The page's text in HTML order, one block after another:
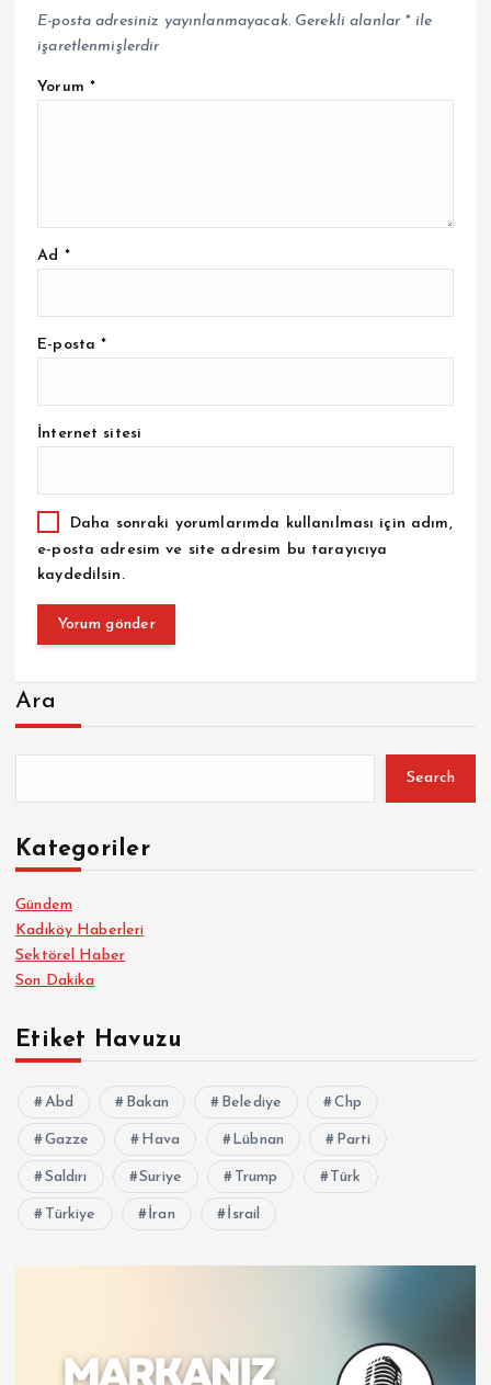
E-posta adresiniz yayınlanmayacak. Gerekli alanlar *ile
işaretlenmişlerdir
Yorum *
Ad *
E-posta*
İnternet sitesi
Daha sonraki yorumlarımda kullanılması için adım,
e-posta adresim ve site adresim bu tarayıcıya
kaydedilsin.
Ara
Search
Kategoriler
Gündem
Kadıköy Haberleri
Sektörel Haber
Son Dakika
Etiket Havuzu
Abd Bakan Belediye Chp
Gazze Hava Lübnan Parti
Saldırı Suriye Trump Türk
Türkiye İran İsrail